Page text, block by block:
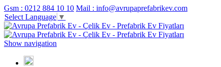
Gsm : 0212 884 10 10 Mail : info@avrupaprefabrikev.com
Select Language ▼
Show navigation